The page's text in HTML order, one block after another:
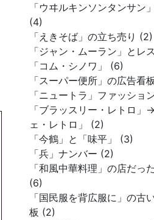
「ウヰルキンソンタンサン
(4)
「えきそば」の立ち売り (2)
「ジャン・ムーラン」とレ
「コム・シノワ」 (6)
「スーパー便所」の広告看
「ニュートラ」ファッショ
「ブラッスリー・レトロ」
ェ・レトロ」 (2)
「今鶴」と「味平」 (3)
「兵」ナンバー (2)
「和風中華料理」の店だっ
(6)
「国民服を背広服に」の古
板 (2)